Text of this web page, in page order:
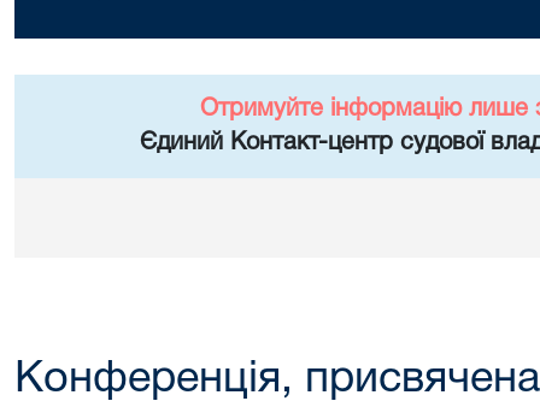
Отримуйте інформацію лише
Єдиний Контакт-центр судової
Конференція,